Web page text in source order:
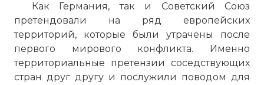
Как Германия, так и Советский Союз
претендовали на ряд европейских
территорий, которые были утрачены после
первого мирового конфликта. Именно
территориальные претензии соседствующих
стран друг другу и послужили поводом для